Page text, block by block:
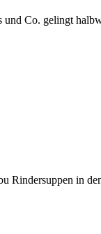
Co. gelingt
Rindersuppen in